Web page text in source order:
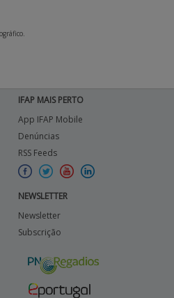
IFAP MAIS PERTO
App IFAP Mobile
Denúncias
RSS Feeds
NEWSLETTER
Newsletter
Subscrição